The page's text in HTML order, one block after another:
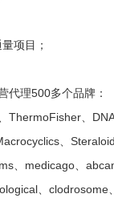
项目；
代理500多个品牌：
、
、
、medicago、
、clodrosome